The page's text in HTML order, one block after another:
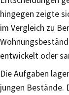
hingegen zeigte
im Vergleich zu
entwickelt oder
Die Aufgaben
jungen Bestände.